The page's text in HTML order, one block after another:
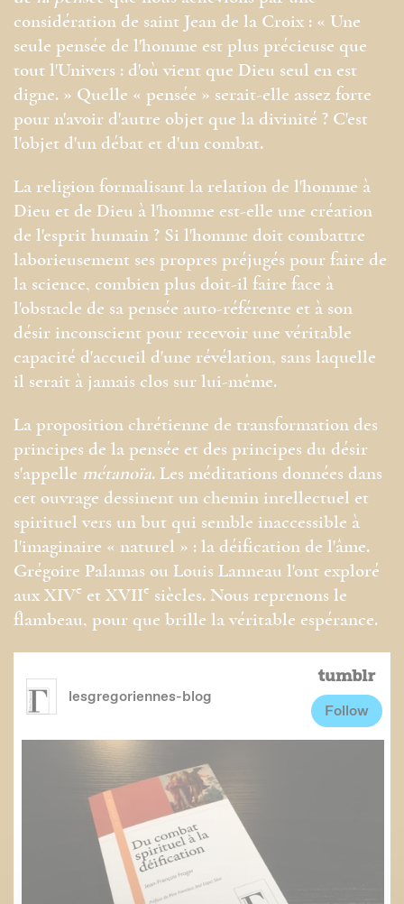
considération de saint Jean de la Croix : « Une
seule pensée de l'homme est plus précieuse que
tout l'Univers : d'où vient que Dieu seul en est
digne. » Quelle « pensée » serait-elle assez forte
pour n'avoir d'autre objet que la divinité ? C'est
l'objet d'un débat et d'un combat.
La religion formalisant la relation de l'homme à
Dieu et de Dieu à l'homme est-elle une création
de l'esprit humain ? Si l'homme doit combattre
laborieusement ses propres préjugés pour faire de
la science, combien plus doit-il faire face à
l'obstacle de sa pensée auto-référente et à son
désir inconscient pour recevoir une véritable
capacité d'accueil d'une révélation, sans laquelle
il serait à jamais clos sur lui-même.
La proposition chrétienne de transformation des
principes de la pensée et des principes du désir
s'appelle métanoïa. Les méditations données dans
cet ouvrage dessinent un chemin intellectuel et
spirituel vers un but qui semble inaccessible à
l'imaginaire « naturel » : la déification de l'âme.
Grégoire Palamas ou Louis Lanneau l'ont exploré
aux XIVe et XVIIe siècles. Nous reprenons le
flambeau, pour que brille la véritable espérance.